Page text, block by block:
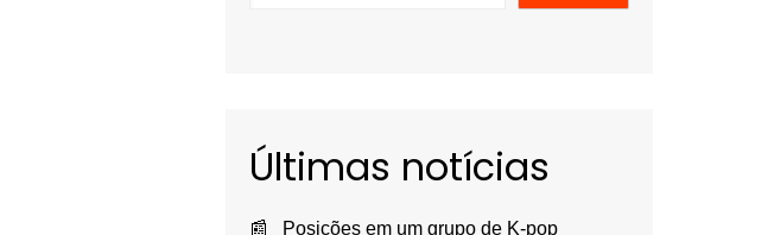
Últimas notícias
Posições em um grupo de K-pop